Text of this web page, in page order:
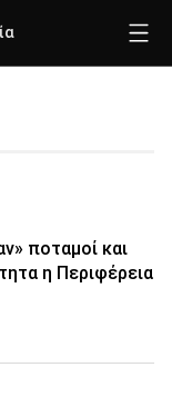
ποταμοί και
η Περιφέρεια